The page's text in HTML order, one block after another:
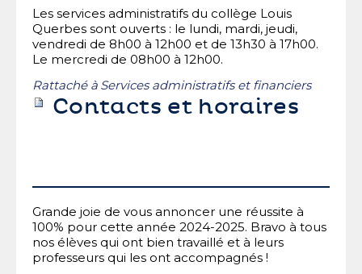
Les services administratifs du collège Louis
Querbes sont ouverts : le lundi, mardi, jeudi,
vendredi de 8h00 à 12h00 et de 13h30 à 17h00.
Le mercredi de 08h00 à 12h00.
Rattaché à Services administratifs et financiers
Contacts et horaires
Grande joie de vous annoncer une réussite à
100% pour cette année 2024-2025. Bravo à tous
nos élèves qui ont bien travaillé et à leurs
professeurs qui les ont accompagnés !